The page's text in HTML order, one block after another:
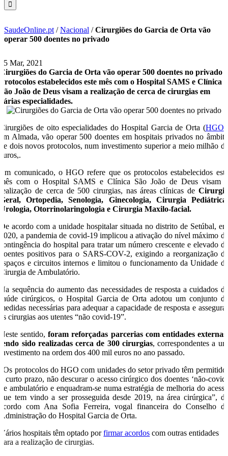
SaudeOnline.pt /Nacional /Cirurgiões do Garcia de Orta vão
operar 500 doentes no privado
15 Mar, 2021
Cirurgiões do Garcia de Orta vão operar 500 doentes no privado
Protocolos estabelecidos este mês com o Hospital SAMS e Clínica
São João de Deus visam a realização de cerca de cirurgias em
várias especialidades.
Cirurgiões de oito especialidades do Hospital Garcia de Orta (HGO
em Almada, vão operar 500 doentes em hospitais privados no âmbito
de dois novos protocolos, num investimento superior a meio milhão de
euros,.
Em comunicado, o HGO refere que os protocolos estabelecidos este
mês com o Hospital SAMS e Clínica São João de Deus visam a
realização de cerca de 500 cirurgias, nas áreas clínicas de Cirurgia
Geral, Ortopedia, Senologia, Ginecologia, Cirurgia Pediátrica,
Urologia, Otorrinolaringologia e Cirurgia Maxilo-facial.
De acordo com a unidade hospitalar situada no distrito de Setúbal, em
2020, a pandemia de covid-19 implicou a ativação do nível máximo de
contingência do hospital para tratar um número crescente e elevado de
doentes positivos para o SARS-COV-2, exigindo a reorganização de
espaços e circuitos internos e limitou o funcionamento da Unidade de
Cirurgia de Ambulatório.
Na sequência do aumento das necessidades de resposta a cuidados de
saúde cirúrgicos, o Hospital Garcia de Orta adotou um conjunto de
medidas necessárias para adequar a capacidade de resposta e assegurar
as cirurgias aos utentes “não covid-19”.
Neste sentido,foram reforçadas parcerias com entidades externas,
tendo sido realizadas cerca de 300 cirurgias, correspondentes a um
investimento na ordem dos 400 mil euros no ano passado.
“Os protocolos do HGO com unidades do setor privado têm permitido,
a curto prazo, não descurar o acesso cirúrgico dos doentes ‘não-covid’
de ambulatório e enquadram-se numa estratégia de melhoria do acesso
que tem vindo a ser prosseguida desde 2019, na área cirúrgica”, de
acordo com Ana Sofia Ferreira, vogal financeira do Conselho de
Administração do Hospital Garcia de Orta.
Vários hospitais têm optado porfirmar acordos com outras entidades
para a realização de cirurgias.